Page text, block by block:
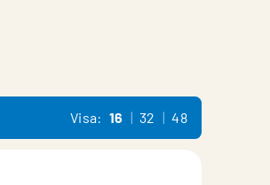
Visa: 16 32 48